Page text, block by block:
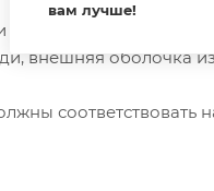
5
внешняя оболочка
соответствовать
вам лучше!